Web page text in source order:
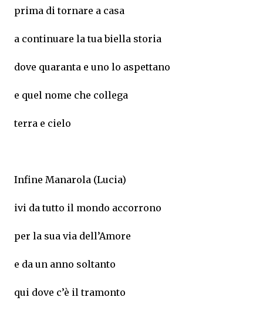
prima di tornare a casa
a continuare la tua biella storia
dove quaranta e uno lo aspettano
e quel nome che collega
terra e cielo
Infine Manarola (Lucia)
ivi da tutto il mondo accorrono
per la sua via dell’Amore
e da un anno soltanto
qui dove c’è il tramonto